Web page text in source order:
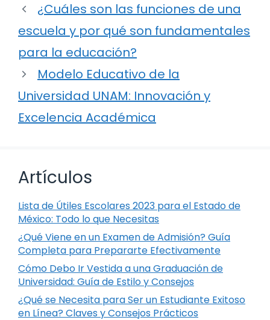
¿Cuáles son las funciones de una
escuela y por qué son fundamentales
para la educación?
Modelo Educativo de la
Universidad UNAM: Innovación y
Excelencia Académica
Artículos
Lista de Útiles Escolares 2023 para el Estado de
México: Todo lo que Necesitas
¿Qué Viene en un Examen de Admisión? Guía
Completa para Prepararte Efectivamente
Cómo Debo Ir Vestida a una Graduación de
Universidad: Guía de Estilo y Consejos
¿Qué se Necesita para Ser un Estudiante Exitoso
en Línea? Claves y Consejos Prácticos